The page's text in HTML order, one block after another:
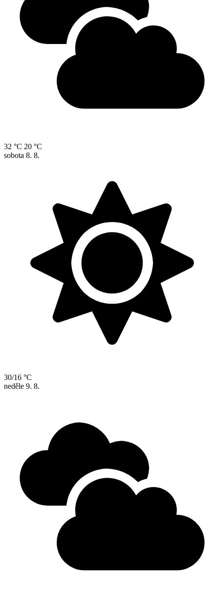
32 °C 20 °C
sobota 8. 8.
30/16 °C
neděle 9. 8.